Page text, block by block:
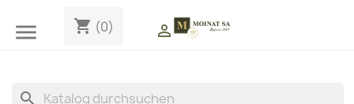
 shopping_cart (0) 
search